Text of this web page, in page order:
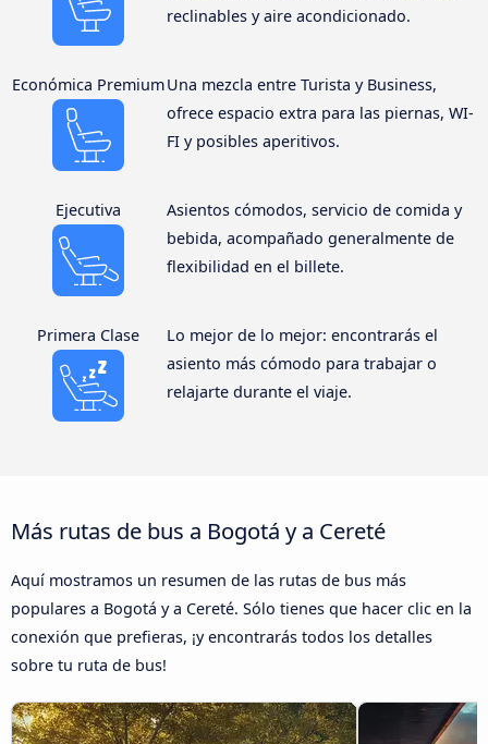
reclinables y aire acondicionado.
Económica PremiumUna mezcla entre Turista y Business,
ofrece espacio extra para las piernas, WI-
FI y posibles aperitivos.
Ejecutiva
Asientos cómodos, servicio de comida y
bebida, acompañado generalmente de
flexibilidad en el billete.
Primera Clase
Lo mejor de lo mejor: encontrarás el
asiento más cómodo para trabajar o
relajarte durante el viaje.
Más rutas de bus a Bogotá y a Cereté
Aquí mostramos un resumen de las rutas de bus más
populares a Bogotá y a Cereté. Sólo tienes que hacer clic en la
conexión que prefieras, ¡y encontrarás todos los detalles
sobre tu ruta de bus!